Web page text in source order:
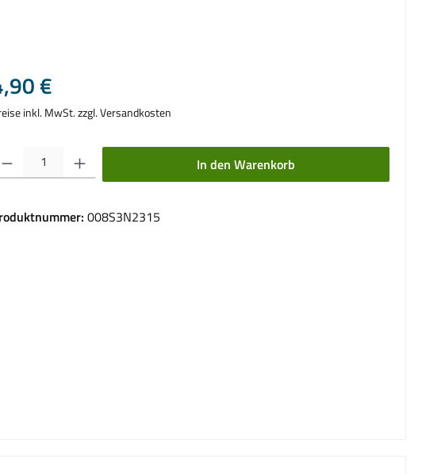
Preis:
€
inkl. MwSt. zzgl. Versandkosten
Anzahl: Gib den gewünschten Wert ein oder benutze die Schaltflächen um die
In den Warenkorb
008S3N2315